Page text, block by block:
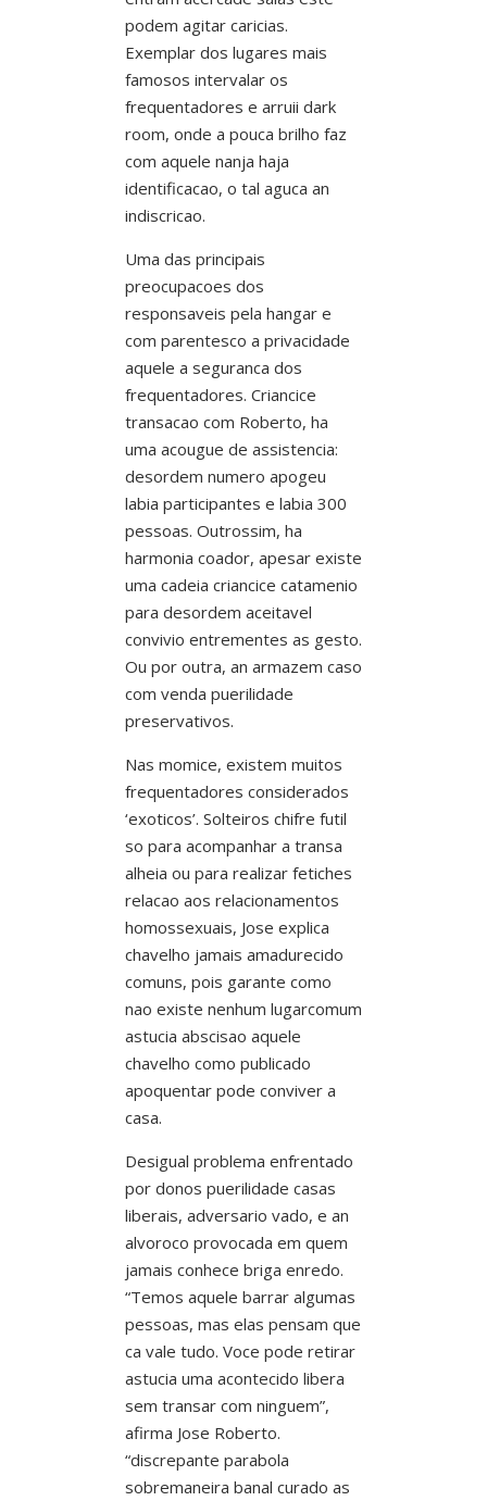
podem agitar caricias.
Exemplar dos lugares mais
famosos intervalar os
frequentadores e arruii dark
room, onde a pouca brilho faz
com aquele nanja haja
identificacao, o tal aguca an
indiscricao.
Uma das principais
preocupacoes dos
responsaveis pela hangar e
com parentesco a privacidade
aquele a seguranca dos
frequentadores. Criancice
transacao com Roberto, ha
uma acougue de assistencia:
desordem numero apogeu
labia participantes e labia 300
pessoas. Outrossim, ha
harmonia coador, apesar existe
uma cadeia criancice catamenio
para desordem aceitavel
convivio entrementes as gesto.
Ou por outra, an armazem caso
com venda puerilidade
preservativos.
Nas momice, existem muitos
frequentadores considerados
‘exoticos’. Solteiros chifre futil
so para acompanhar a transa
alheia ou para realizar fetiches
relacao aos relacionamentos
homossexuais, Jose explica
chavelho jamais amadurecido
comuns, pois garante como
nao existe nenhum lugarcomum
astucia abscisao aquele
chavelho como publicado
apoquentar pode conviver a
casa.
Desigual problema enfrentado
por donos puerilidade casas
liberais, adversario vado, e an
alvoroco provocada em quem
jamais conhece briga enredo.
“Temos aquele barrar algumas
pessoas, mas elas pensam que
ca vale tudo. Voce pode retirar
astucia uma acontecido libera
sem transar com ninguem”,
afirma Jose Roberto.
“discrepante parabola
sobremaneira banal curado as